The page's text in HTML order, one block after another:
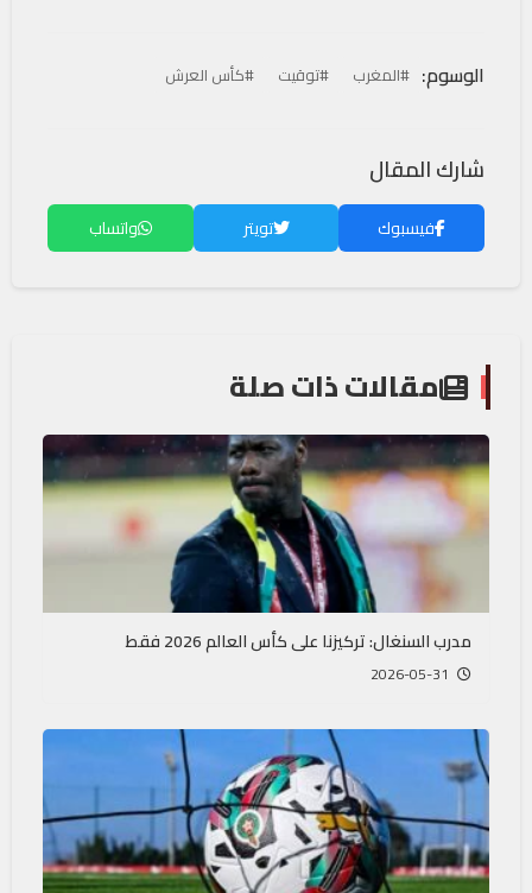
الوسوم: #المغرب #توقيت #كأس العرش
شارك المقال
فيسبوك تويتر واتساب
مقالات ذات صلة
مدرب السنغال: تركيزنا على كأس العالم 2026 فقط